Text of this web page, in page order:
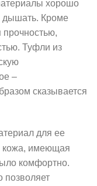
хорошо
дышать. Кроме
прочностью,
Туфли из
–
сказывается
для ее
кожа, имеющая
комфортно.
позволяет